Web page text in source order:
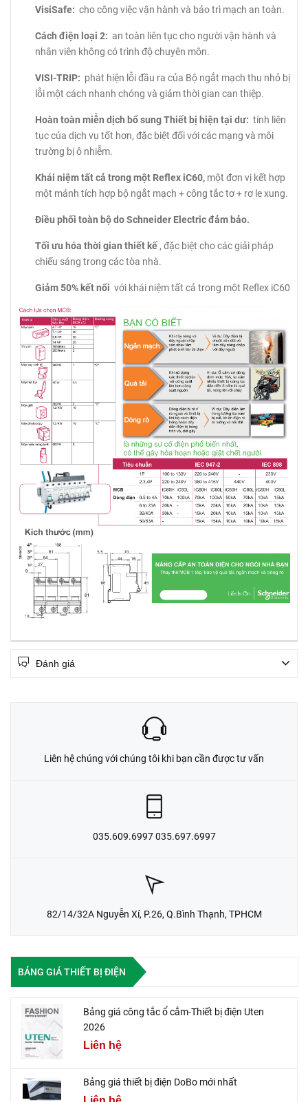
VisiSafe: cho công việc vận hành và bảo trì mạch an toàn.
Cách điện loại 2: an toàn liên tục cho người vận hành và
nhân viên không có trình độ chuyên môn.
VISI-TRIP: phát hiện lỗi đầu ra của Bộ ngắt mạch thu nhỏ bị
lỗi một cách nhanh chóng và giảm thời gian can thiệp.
Hoàn toàn miễn dịch bổ sung Thiết bị hiện tại dư: tính liên
tục của dịch vụ tốt hơn, đặc biệt đối với các mạng và môi
trường bị ô nhiễm.
Khái niệm tất cả trong một Reflex iC60, một đơn vị kết hợp
một mảnh tích hợp bộ ngắt mạch + công tắc tơ + rơ le xung.
Điều phối toàn bộ do Schneider Electric đảm bảo.
Tối ưu hóa thời gian thiết kế , đặc biệt cho các giải pháp
chiếu sáng trong các tòa nhà.
Giảm 50% kết nối với khái niệm tất cả trong một Reflex iC60
Đánh giá
Liên hệ chúng với chúng tôi khi bạn cần được tư vấn
035.609.6997 035.697.6997
82/14/32A Nguyễn Xí, P.26, Q.Bình Thạnh, TPHCM
BẢNG GIÁ THIẾT BỊ ĐIỆN
Bảng giá công tắc ổ cắm-Thiết bị điện Uten
2026
Liên hệ
Bảng giá thiết bị điện DoBo mới nhất